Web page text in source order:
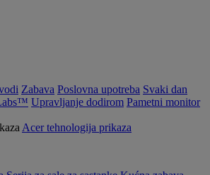
Zabava Poslovna upotreba Svaki dan
Upravljanje dodirom Pametni monitor
Acer tehnologija prikaza